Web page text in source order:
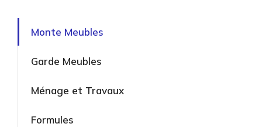
Monte Meubles
Garde Meubles
Ménage et Travaux
Formules